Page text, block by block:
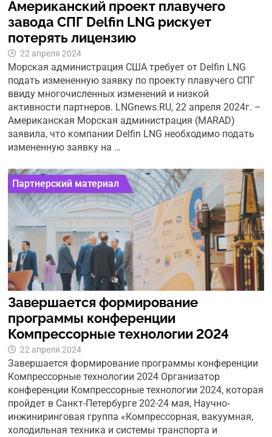
Американский проект плавучего
завода СПГ Delfin LNG рискует
потерять лицензию
22 апреля 2024
Морская администрация США требует от Delfin LNG
подать измененную заявку по проекту плавучего СПГ
ввиду многочисленных изменений и низкой
активности партнеров. LNGnews.RU, 22 апреля 2024г. –
Американская Морская администрация (MARAD)
заявила, что компании Delfin LNG необходимо подать
измененную заявку на …
Партнерский материал
Завершается формирование
программы конференции
Компрессорные технологии 2024
22 апреля 2024
Завершается формирование программы конференции
Компрессорные технологии 2024 Организатор
конференции Компрессорные технологии 2024, которая
пройдет в Санкт-Петербурге 202-24 мая, Научно-
инжиниринговая группа «Компрессорная, вакуумная,
холодильная техника и системы транспорта и